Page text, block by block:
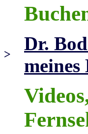
>
Dr.
meines